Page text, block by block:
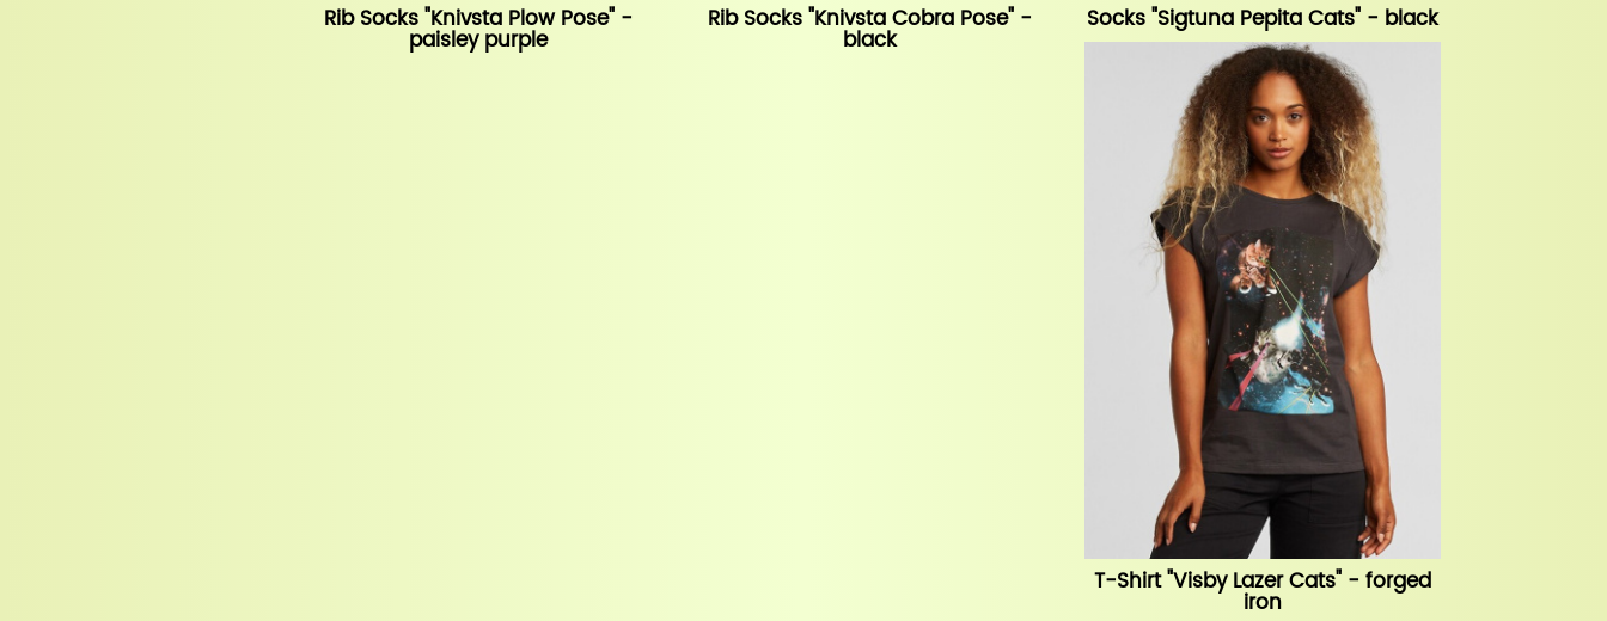
Rib Socks "Knivsta Plow Pose" -
paisley purple
Rib Socks "Knivsta Cobra Pose" -
black
Socks "Sigtuna Pepita Cats" - black
T-Shirt "Visby Lazer Cats" - forged
iron